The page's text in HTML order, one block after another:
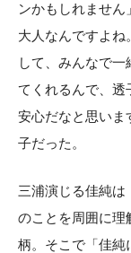
ンかもしれません
大人なんですよね
して、みんなで
てくれるんで、透
安心だなと思いま
子だった。
三浦演じる佳純は
のことを周囲に理
柄。そこで「佳純